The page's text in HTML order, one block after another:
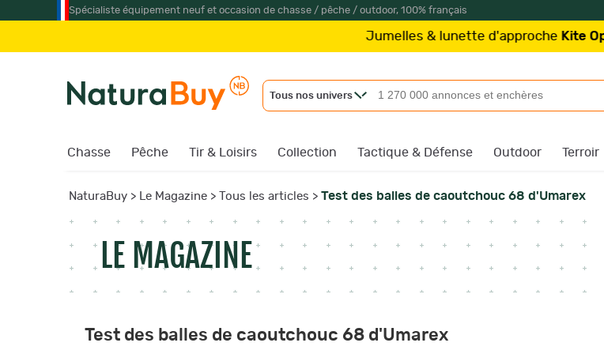
Spécialiste équipement neuf et occasion de chasse / pêche / outdoor, 100% français
Jumelles & lunette d'approcheKite Optics à partir de 219€
Tous nos univers
Chasse Pêche Tir & Loisirs Collection Tactique & Défense Outdoor Terroir
NaturaBuy > Le Magazine > Tous les articles > Test des balles de caoutchouc 68 d'Umarex
LE MAGAZINE
Test des balles de caoutchouc 68 d'Umarex